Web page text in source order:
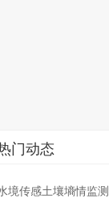
门动态
境传感土壤墒情监